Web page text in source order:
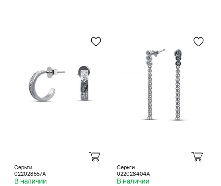
Серьги
022028557A
В наличии
Серьги
022028404A
В наличии